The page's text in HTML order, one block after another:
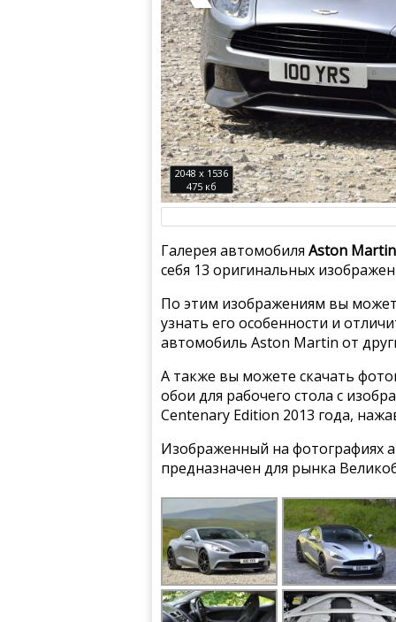
2048 x 1536
475 кб
Галерея автомобиля Aston
себя 13 оригинальных
По этим изображениям вы
узнать его особенности и
автомобиль Aston Martin от
А также вы можете скачать
обои для рабочего стола с
Centenary Edition 2013 года,
Изображенный на фотографиях
предназначен для рынка